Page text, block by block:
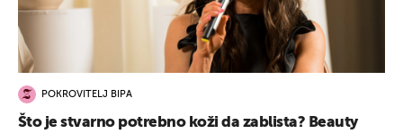
POKROVITELJ BIPA
Što je stvarno potrebno koži da zablista? Beauty